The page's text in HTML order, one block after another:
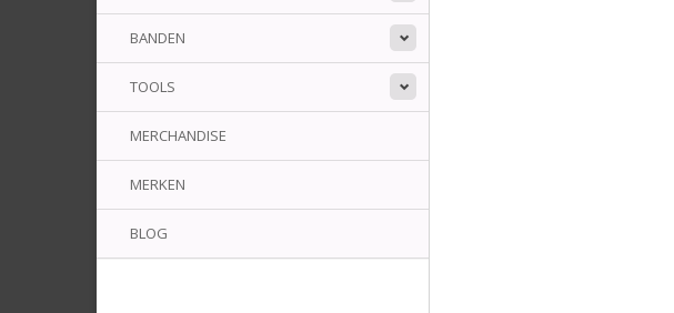
BANDEN
TOOLS
MERCHANDISE
MERKEN
BLOG